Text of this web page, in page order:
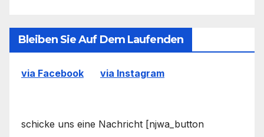
Bleiben Sie Auf Dem Laufenden
via Facebook via Instagram
schicke uns eine Nachricht [njwa_button